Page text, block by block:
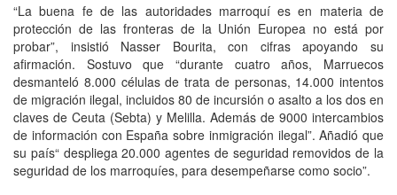
“La buena fe de las autoridades marroquí es en materia de
protección de las fronteras de la Unión Europea no está por
probar”, insistió Nasser Bourita, con cifras apoyando su
afirmación. Sostuvo que “durante cuatro años, Marruecos
desmanteló 8.000 células de trata de personas, 14.000 intentos
de migración ilegal, incluidos 80 de incursión o asalto a los dos en
claves de Ceuta (Sebta) y Melilla. Además de 9000 intercambios
de información con España sobre inmigración ilegal”. Añadió que
su país“ despliega 20.000 agentes de seguridad removidos de la
seguridad de los marroquíes, para desempeñarse como socio”.